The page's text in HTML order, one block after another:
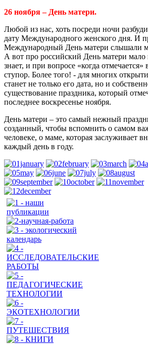
26 ноября – День матери.
Любой из нас, хоть посреди ночи
дату Международного женского дня. И
Международный День матери слышали
А вот про российский День матери мало
знает, и при вопросе «когда отмечается»
ступор. Более того! - для многих
станет не только его дата, но и
существование праздника, который
последнее воскресенье ноября.
День матери – это самый нежный
созданный, чтобы вспомнить о самом
человеке, о маме, которая заслуживает
каждый день в году.